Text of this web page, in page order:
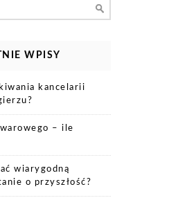
WPISY
kancelarii
– ile
wiarygodną
o przyszłość?